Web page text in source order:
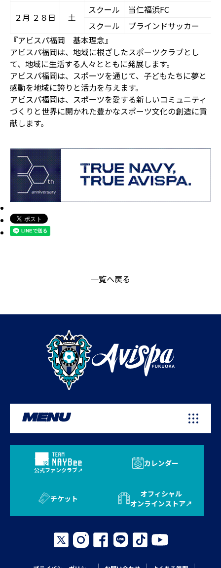
２月 ２８日 土
スクール
当仁福浜FC
スクール
ブラインドサッカー
『アビスパ福岡 基本理念』
アビスパ福岡は、地域に根ざしたスポーツクラブとし
て、地域に生活する人々とともに発展します。
アビスパ福岡は、スポーツを通じて、子どもたちに夢と
感動を地域に誇りと活力を与えます。
アビスパ福岡は、スポーツを愛する新しいコミュニティ
づくりと世界に開かれた豊かなスポーツ文化の創造に貢
献します。
一覧へ戻る
MENU
公式ファンクラブ
カレンダー
チケット
オフィシャル
オンラインストア